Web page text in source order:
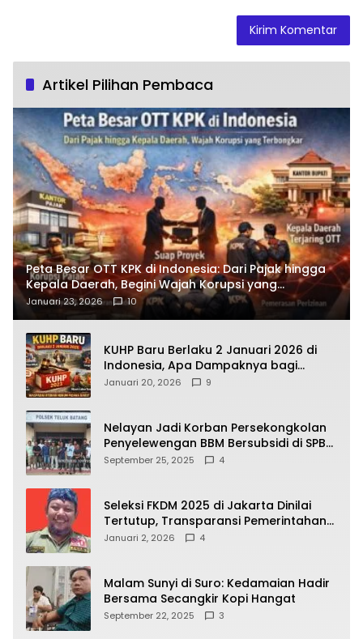
Artikel Pilihan Pembaca
Peta Besar OTT KPK di Indonesia: Dari Pajak hingga
Kepala Daerah, Begini Wajah Korupsi yang
Terbongkar
Januari 23, 2026 10
KUHP Baru Berlaku 2 Januari 2026 di
Indonesia, Apa Dampaknya bagi
Kehidupan Warga? Ini Aturan Kunci
Januari 20, 2026 9
Nelayan Jadi Korban Persekongkolan
Penyelewengan BBM Bersubsidi di SPBU
64.78809 Teluk Batang
September 25, 2025 4
Seleksi FKDM 2025 di Jakarta Dinilai
Tertutup, Transparansi Pemerintahan
Pramono–Rano Dipertanyakan
Januari 2, 2026 4
Malam Sunyi di Suro: Kedamaian Hadir
Bersama Secangkir Kopi Hangat
September 22, 2025 3